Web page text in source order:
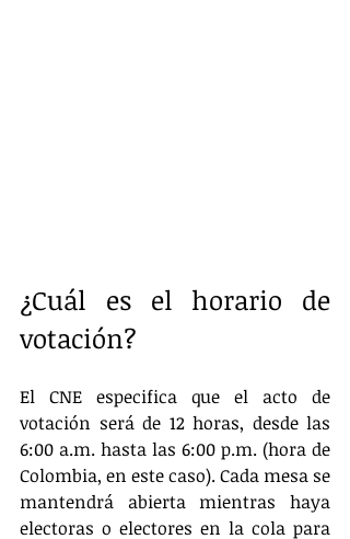
¿Cuál es el horario de
votación?
El CNE especifica que el acto de
votación será de 12 horas, desde las
6:00 a.m. hasta las 6:00 p.m. (hora de
Colombia, en este caso). Cada mesa se
mantendrá abierta mientras haya
electoras o electores en la cola para